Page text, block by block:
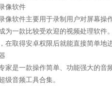
像软件
像软件主要用于录制用户对屏幕操
为一款比较受欢迎的视频处理软
在取得安卓权限后就能直接简单地
家是一款操作简单、功能强大的音
级音频工具合集。